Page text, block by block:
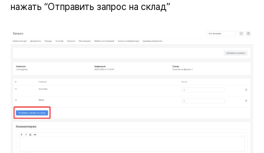
нажать “Отправить запрос на склад”